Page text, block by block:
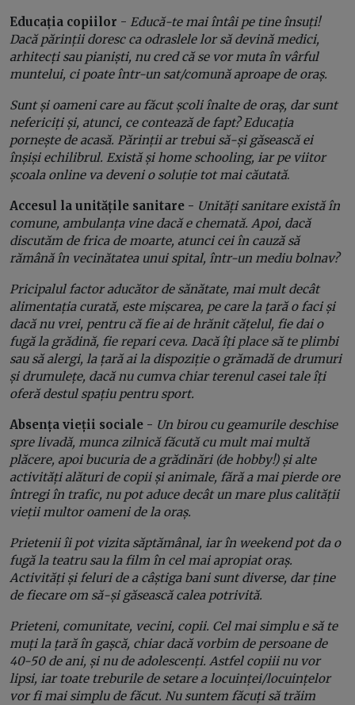
Educația copiilor - Educă-te mai întâi pe tine însuți!
Dacă părinții doresc ca odraslele lor să devină medici,
arhitecți sau pianiști, nu cred că se vor muta în vârful
muntelui, ci poate într-un sat/comună aproape de oraș.
Sunt și oameni care au făcut școli înalte de oraș, dar sunt
nefericiți și, atunci, ce contează de fapt? Educația
pornește de acasă. Părinții ar trebui să-și găsească ei
înșiși echilibrul. Există și home schooling, iar pe viitor
școala online va deveni o soluție tot mai căutată.
Accesul la unitățile sanitare - Unități sanitare există în
comune, ambulanța vine dacă e chemată. Apoi, dacă
discutăm de frica de moarte, atunci cei în cauză să
rămână în vecinătatea unui spital, într-un mediu bolnav?
Pricipalul factor aducător de sănătate, mai mult decât
alimentația curată, este mișcarea, pe care la țară o faci și
dacă nu vrei, pentru că fie ai de hrănit cățelul, fie dai o
fugă la grădină, fie repari ceva. Dacă îți place să te plimbi
sau să alergi, la țară ai la dispoziție o grămadă de drumuri
și drumulețe, dacă nu cumva chiar terenul casei tale îți
oferă destul spațiu pentru sport.
Absența vieții sociale - Un birou cu geamurile deschise
spre livadă, munca zilnică făcută cu mult mai multă
plăcere, apoi bucuria de a grădinări (de hobby!) și alte
activități alături de copii și animale, fără a mai pierde ore
întregi în trafic, nu pot aduce decât un mare plus calității
vieții multor oameni de la oraș.
Prietenii îi pot vizita săptămânal, iar în weekend pot da o
fugă la teatru sau la film în cel mai apropiat oraș.
Activități și feluri de a câștiga bani sunt diverse, dar ține
de fiecare om să-și găsească calea potrivită.
Prieteni, comunitate, vecini, copii. Cel mai simplu e să te
muți la țară în gașcă, chiar dacă vorbim de persoane de
40-50 de ani, și nu de adolescenți. Astfel copiii nu vor
lipsi, iar toate treburile de setare a locuinței/locuințelor
vor fi mai simplu de făcut. Nu suntem făcuți să trăim